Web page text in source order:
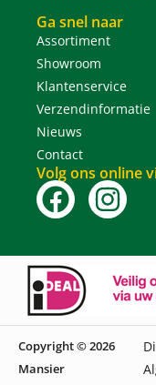
Ga snel naar
Assortiment
Showroom
Klantenservice
Verzendinformatie
Nieuws
Contact
Volg ons online
Copyright © 2026
Mansier